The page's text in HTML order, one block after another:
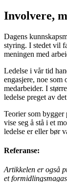
Involvere,
Dagens
styring. I stedet vil
meningen med
Ledelse i vår tid
engasjere, noe som
medarbeider. I
ledelse preget av
Teorier som bygger
vise seg å stå i et
ledelse er eller bør
Referanse:
Artikkelen er også
et